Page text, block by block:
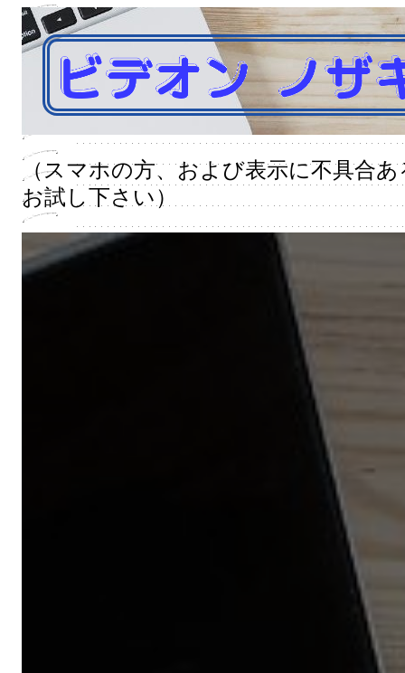
（スマホの方、および表示に不具合
お試し下さい）